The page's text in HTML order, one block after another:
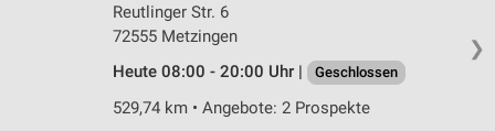
❯
Reutlinger Str. 6
72555 Metzingen
Heute 08:00 - 20:00 Uhr |
Geschlossen
529,74 km • Angebote: 2 Prospekte